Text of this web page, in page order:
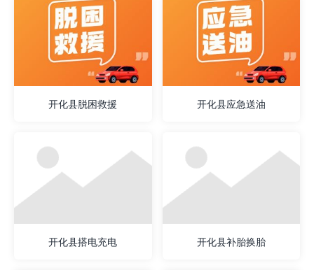
开化县脱困救援 开化县应急送油
开化县搭电充电 开化县补胎换胎